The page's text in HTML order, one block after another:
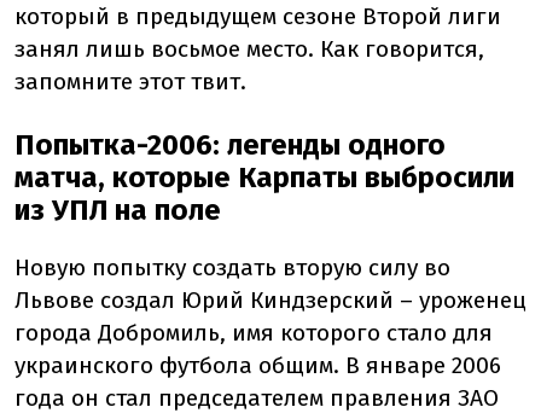
который в предыдущем сезоне Второй лиги
занял лишь восьмое место. Как говорится,
запомните этот твит.
Попытка-2006: легенды одного
матча, которые Карпаты выбросили
из УПЛ на поле
Новую попытку создать вторую силу во
Львове создал Юрий Киндзерский – уроженец
города Добромиль, имя которого стало для
украинского футбола общим. В январе 2006
года он стал председателем правления ЗАО